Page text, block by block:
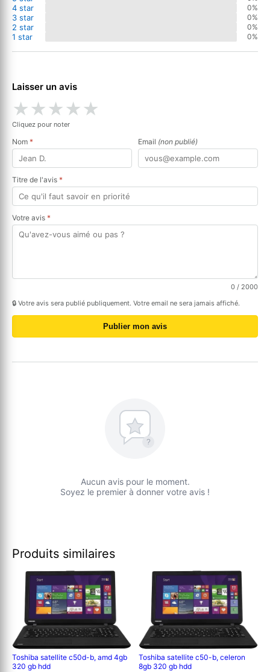
4 star 0%
3 star 0%
2 star 0%
1 star 0%
Laisser un avis
★★★★★
Cliquez pour noter
Nom * Email (non publié)
Titre de l'avis *
Votre avis *
0 / 2000
🔒 Votre avis sera publié publiquement. Votre email ne sera jamais affiché.
Publier mon avis
?
Aucun avis pour le moment.
Soyez le premier à donner votre avis !
Produits similaires
Toshiba satellite c50d-b, amd 4gb
320 gb hdd
Toshiba satellite c50-b, celeron
8gb 320 gb hdd